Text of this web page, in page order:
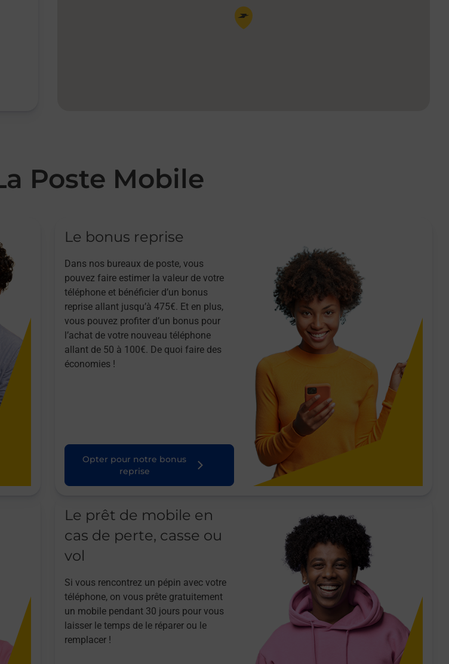
Pin de la carte
Poste Mobile
Le bonus reprise
Dans nos bureaux de poste, vous
pouvez faire estimer la valeur de votre
téléphone et bénéficier d’un bonus
reprise allant jusqu’à 475€. Et en plus,
vous pouvez profiter d’un bonus pour
l’achat de votre nouveau téléphone
allant de 50 à 100€. De quoi faire des
économies !
Opter pour notre bonus
reprise
Le prêt de mobile en
cas de perte, casse ou
vol
Si vous rencontrez un pépin avec votre
téléphone, on vous prête gratuitement
un mobile pendant 30 jours pour vous
laisser le temps de le réparer ou le
remplacer !